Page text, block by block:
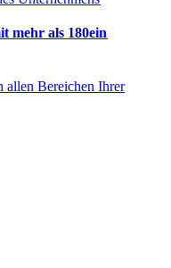
mehr als 180ein​​
allen Bereichen Ihrer